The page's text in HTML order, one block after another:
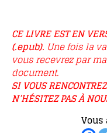
CE LIVRE EST EN
(.epub). Une fois la
vous recevrez par
document.
SI VOUS
N’HÉSITEZ PAS À
Vous